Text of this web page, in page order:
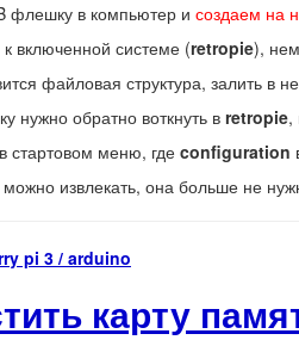
флешку в компьютер и создаем на
включенной системе (retropie),
файловая структура, залить в
нужно обратно воткнуть вretropie,
стартовом меню, где configuration
извлекать, она больше не
pi 3 / arduino
карту